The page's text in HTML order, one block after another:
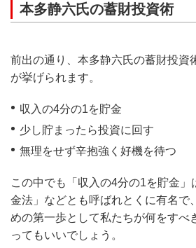
本多静六氏の蓄財投資術
前出の通り、本多静六氏の蓄財投資
が挙げられます。
収入の4分の1を貯金
少し貯まったら投資に回す
無理をせず辛抱強く好機を待つ
この中でも「収入の4分の1を貯金」
金法」などとも呼ばれとくに有名で
めの第一歩として私たちが何をすべ
ってもいいでしょう。